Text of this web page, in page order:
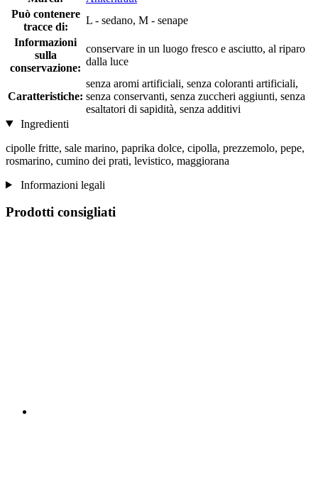
Può contenere
tracce di:
L - sedano, M - senape
Informazioni
sulla
conservazione:
conservare in un luogo fresco e asciutto, al riparo
dalla luce
Caratteristiche:
senza aromi artificiali, senza coloranti artificiali,
senza conservanti, senza zuccheri aggiunti, senza
esaltatori di sapidità, senza additivi
Ingredienti
cipolle fritte, sale marino, paprika dolce, cipolla, prezzemolo, pepe,
rosmarino, cumino dei prati, levistico, maggiorana
Informazioni legali
Prodotti consigliati